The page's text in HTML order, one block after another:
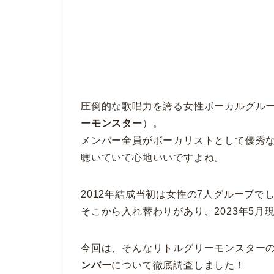
圧倒的な歌唱力を誇る女性ボーカルグ
ーモンスター）。
メンバー全員がボーカリストとして優秀
聴いていて心地いいですよね。
2012年結成当初は女性の7人グループで
そこから入れ替わりがあり、2023年5月
今回は、そんなリトルグリーモンスター
ンバーについて徹底調査しました！